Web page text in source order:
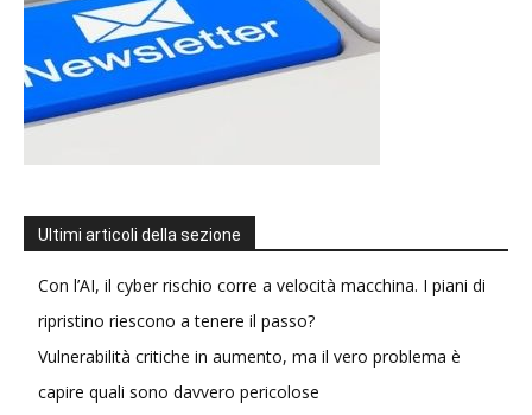
Ultimi articoli della sezione
Con l’AI, il cyber rischio corre a velocità macchina. I piani di
ripristino riescono a tenere il passo?
Vulnerabilità critiche in aumento, ma il vero problema è
capire quali sono davvero pericolose